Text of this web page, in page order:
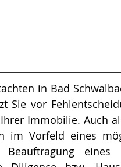
in Bad
Sie vor
Immobilie. Auch
im Vorfeld eines
eines